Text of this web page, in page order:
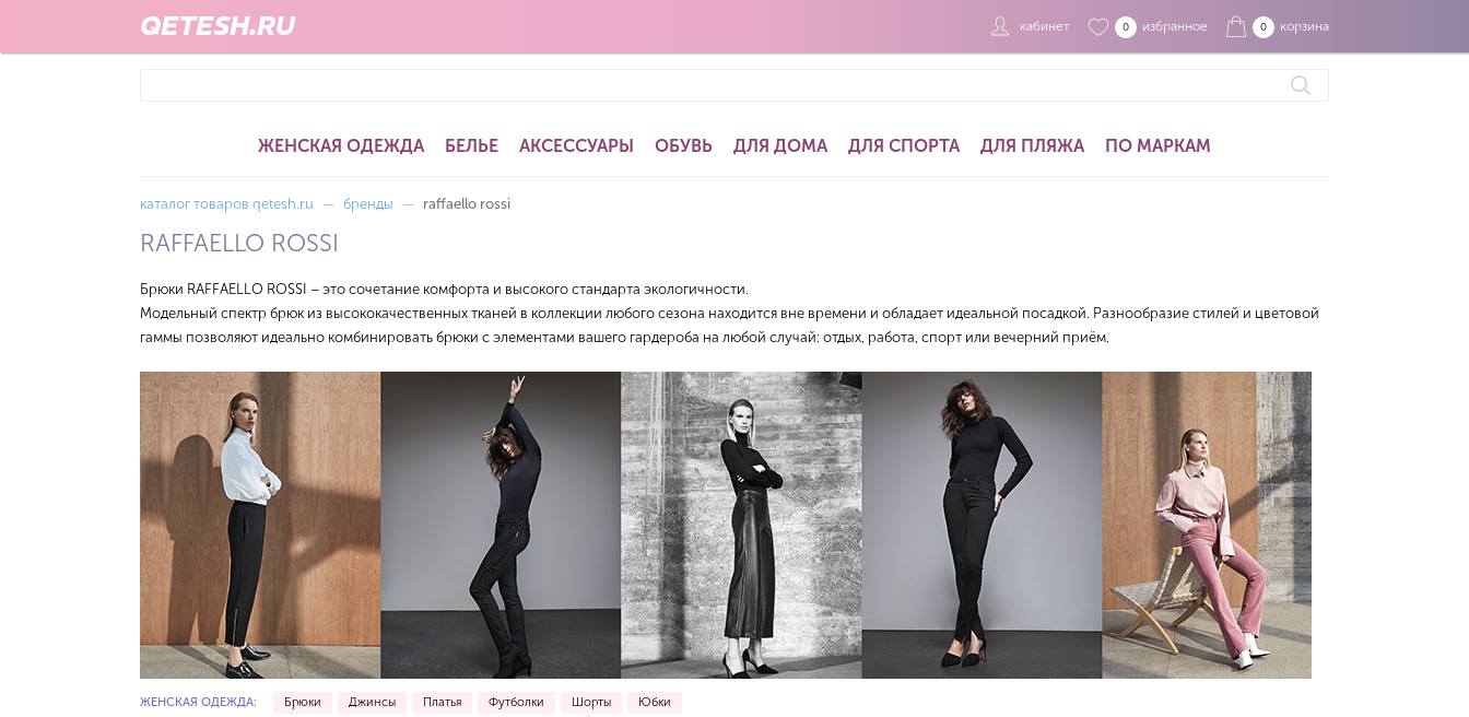
QETESH.RU кабинет 0 избранное 0 корзина
ЖЕНСКАЯ ОДЕЖДА БЕЛЬЕ АКСЕССУАРЫ ОБУВЬ ДЛЯ ДОМА ДЛЯ СПОРТА ДЛЯ ПЛЯЖА ПО МАРКАМ
каталог товаров qetesh.ru — бренды — raffaello rossi
RAFFAELLO ROSSI
Брюки RAFFAELLO ROSSI – это сочетание комфорта и высокого стандарта экологичности.
Модельный спектр брюк из высококачественных тканей в коллекции любого сезона находится вне времени и обладает идеальной посадкой. Разнообразие стилей и цветовой
гаммы позволяют идеально комбинировать брюки с элементами вашего гардероба на любой случай: отдых, работа, спорт или вечерний приём.
ЖЕНСКАЯ ОДЕЖДА: Брюки Джинсы Платья Футболки Шорты Юбки